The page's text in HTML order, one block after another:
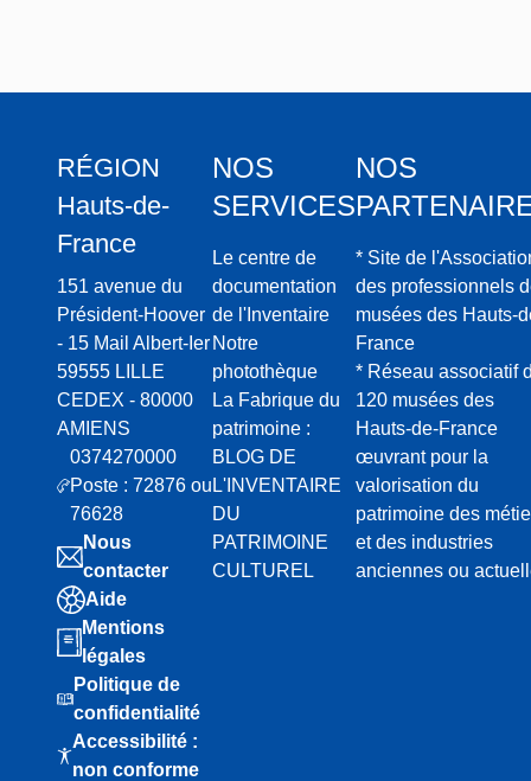
RÉGION
Hauts-de-
France
151 avenue du
Président-Hoover
- 15 Mail Albert-Ier
59555 LILLE
CEDEX - 80000
AMIENS
0374270000
Poste : 72876 ou
76628
Nous
contacter
Aide
Mentions
légales
Politique de
confidentialité
Accessibilité :
non conforme
NOS
SERVICES
Le centre de
documentation
de l'Inventaire
Notre
photothèque
La Fabrique du
patrimoine :
BLOG DE
L'INVENTAIRE
DU
PATRIMOINE
CULTUREL
NOS
* Site de
des professionnels
musées des Hauts-
France
* Réseau associatif
120 musées des
Hauts-de-France
œuvrant pour la
valorisation du
patrimoine des
et des industries
anciennes ou